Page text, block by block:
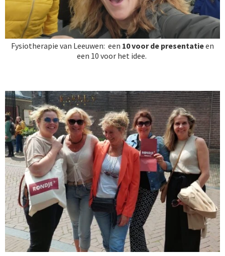
Fysiotherapie van Leeuwen: een 10voor de presentatieen
een 10 voor het idee.